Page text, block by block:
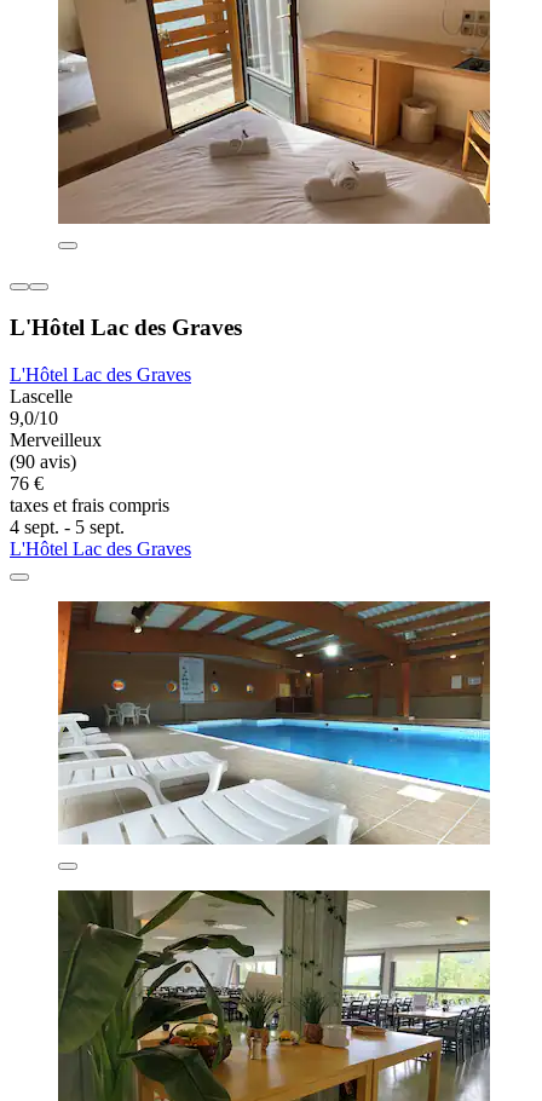
L'Hôtel Lac des Graves
L'Hôtel Lac des Graves
Lascelle
9,0/10
Merveilleux
(90 avis)
76 €
taxes et frais compris
4 sept. - 5 sept.
L'Hôtel Lac des Graves